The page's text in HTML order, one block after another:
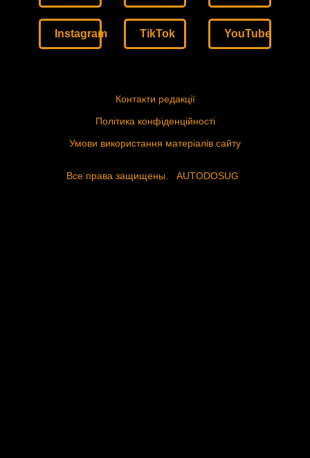
Instagram TikTok YouTube
Контакти редакції
Політика конфіденційності
Умови використання матеріалів сайту
Все права защищены. AUTODOSUG